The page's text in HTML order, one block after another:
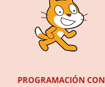
PROGRAMACIÓN CON